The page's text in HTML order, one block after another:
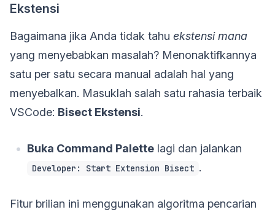
Ekstensi
Bagaimana jika Anda tidak tahu ekstensi mana
yang menyebabkan masalah? Menonaktifkannya
satu per satu secara manual adalah hal yang
menyebalkan. Masuklah salah satu rahasia terbaik
VSCode: Bisect Ekstensi.
Buka Command Palette lagi dan jalankan
Developer: Start Extension Bisect .
Fitur brilian ini menggunakan algoritma pencarian